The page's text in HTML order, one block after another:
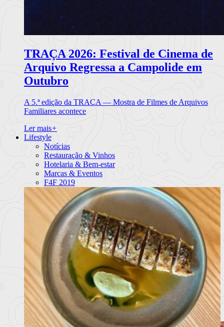
TRAÇA 2026: Festival de Cinema de
Arquivo Regressa a Campolide em
Outubro
A 5.ª edição da TRAÇA — Mostra de Filmes de Arquivos
Familiares acontece
Ler mais+
Lifestyle
Notícias
Restauração & Vinhos
Hotelaria & Bem-estar
Marcas & Eventos
F4F 2019